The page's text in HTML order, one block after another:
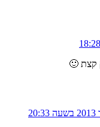
קצת 🙂